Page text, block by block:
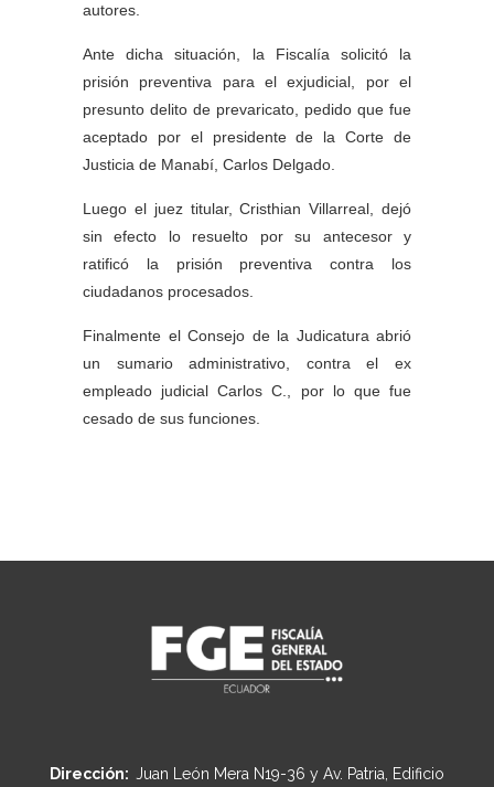
autores.
Ante dicha situación, la Fiscalía solicitó la
prisión preventiva para el exjudicial, por el
presunto delito de prevaricato, pedido que fue
aceptado por el presidente de la Corte de
Justicia de Manabí, Carlos Delgado.
Luego el juez titular, Cristhian Villarreal, dejó
sin efecto lo resuelto por su antecesor y
ratificó la prisión preventiva contra los
ciudadanos procesados.
Finalmente el Consejo de la Judicatura abrió
un sumario administrativo, contra el ex
empleado judicial Carlos C., por lo que fue
cesado de sus funciones.
Dirección: Juan León Mera N19-36 y Av. Patria, Edificio